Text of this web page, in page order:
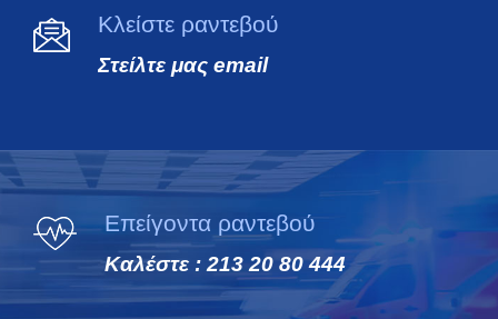
Κλείστε ραντεβού
Στείλτε μας email
Επείγοντα ραντεβού
Καλέστε : 213 20 80 444